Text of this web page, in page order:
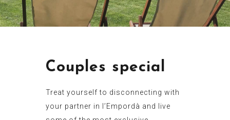
Couples special
Treat yourself to disconnecting with
your partner in l’Empordà and live